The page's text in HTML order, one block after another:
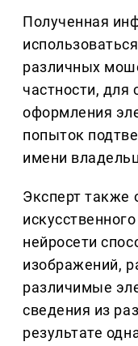
Полученная
различных
частности, для
оформления
попыток
имени
Эксперт также
нейросети
изображений,
различимые
сведения из
результате